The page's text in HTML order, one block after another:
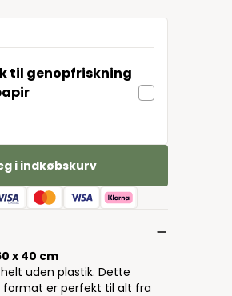
til genopfriskning
i indkøbskurv
x 40 cm
uden plastik. Dette
format er perfekt til alt fra